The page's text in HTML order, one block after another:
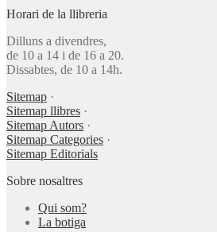
Horari de la llibreria
Dilluns a divendres,
de 10 a 14 i de 16 a 20.
Dissabtes, de 10 a 14h.
Sitemap ·
Sitemap llibres ·
Sitemap Autors ·
Sitemap Categories ·
Sitemap Editorials
Sobre nosaltres
Qui som?
La botiga